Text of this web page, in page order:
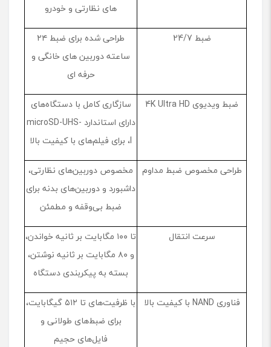
های نظارتی و خودرو
ضبط 24/7
طراحی شده برای ضبط ۲۴
ساعته دوربین‌ های خانگی و
حرفه ‌ای
ضبط ویدیوی 4K Ultra HD
سازگاری کامل با دستگاه‌های
دارای استاندارد microSD-UHS-
I، برای فیلم‌های با کیفیت بالا
طراحی مخصوص ضبط مداوم
مخصوص دوربین‌های نظارتی،
داشبورد و دوربین‌های بدنه برای
ضبط بی‌وقفه و مطمئن
سرعت انتقال
تا ۱۰۰ مگابایت بر ثانیه خواندن،
و ۸۰ مگابایت بر ثانیه نوشتن،
بسته به پیکربندی دستگاه
فناوری NAND با کیفیت بالا
با ظرفیت‌های تا ۵۱۲ گیگابایت،
برای ضبط‌های طولانی و
فایل‌های حجیم